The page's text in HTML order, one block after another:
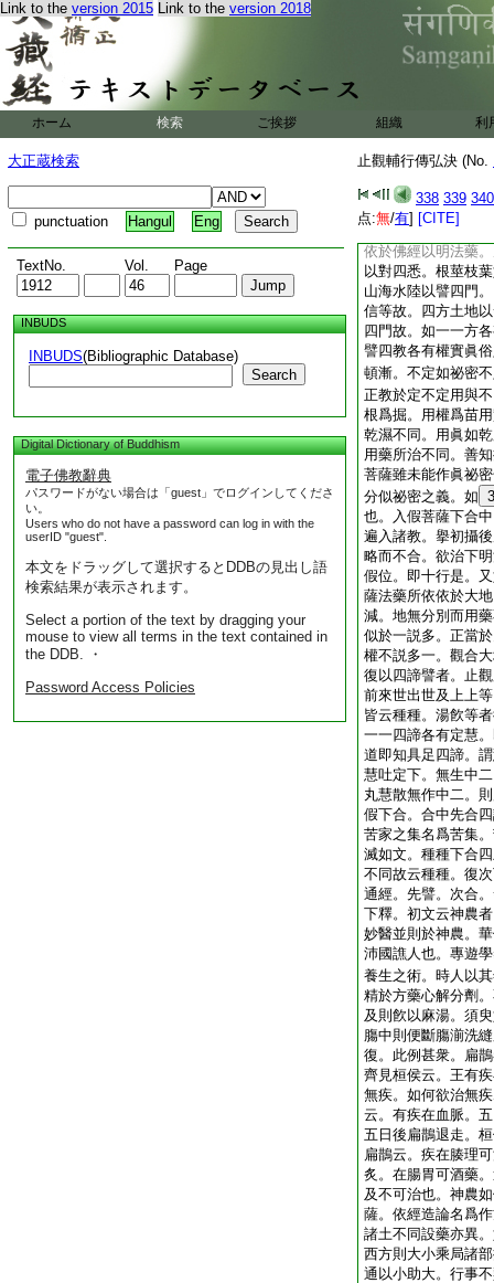
Link to the version 2015 Link to the version 2018
ホーム 検索 ご挨拶 組織 利
大正蔵検索
punctuation Hangul Eng
TextNo. Vol. Page
INBUDS
INBUDS(Bibliographic Database)
Search
Digital Dictionary of Buddhism
電子佛教辭典
パスワードがない場合は「guest」でログインしてくださ
い。
Users who do not have a password can log in with the
userID "guest".
本文をドラッグして選択するとDDBの見出し語
検索結果が表示されます。
Select a portion of the text by dragging your
mouse to view all terms in the text contained in
the DDB. ・
Password Access Policies
止觀輔行傳弘決 (No.
338 339 340
点:無/有] [CITE]
爲行相。然此法藥
藥名同。釋義皆須
念等文。文相自顯
正九想十智等文。
乃至白骨即是見眞
小乘十智而銷此文
之相。初總譬増數
又世出世莫不皆爲
意遠。入假下合如
依於佛經以明法藥
以對四悉。根莖枝
山海水陸以譬四門
信等故。四方土地
四門故。如一一方
譬四教各有權實眞
頓漸。不定如祕密
正教於定不定用與
根爲掘。用權爲苗
乾濕不同。用眞如
用藥所治不同。善
菩薩雖未能作眞祕
分似祕密之義。如 3
也。入假菩薩下合
遍入諸教。擧初攝
略而不合。欲治下
假位。即十行是。
薩法藥所依依於大
減。地無分別而用
似於一説多。正當
權不説多一。觀合
復以四諦譬者。止
前來世出世及上上
皆云種種。湯飮等
一一四諦各有定慧
道即知具足四諦。
慧吐定下。無生中
丸慧散無作中二。
假下合。合中先合
苦家之集名爲苦集
滅如文。種種下合
不同故云種種。復
通經。先譬。次合
下釋。初文云神農
妙醫並則於神農。
沛國譙人也。專遊
養生之術。時人以
精於方藥心解分劑
及則飮以麻湯。須
膓中則便斷膓湔洗
復。此例甚衆。扁
齊見桓侯云。王有
無疾。如何欲治無
云。有疾在血脈。
五日後扁鵲退走。
扁鵲云。疾在腠理
炙。在腸胃可酒藥
及不可治也。神農
薩。依經造論名爲
諸土不同設藥亦異
西方則大小乘局諸
通以小助大。行事